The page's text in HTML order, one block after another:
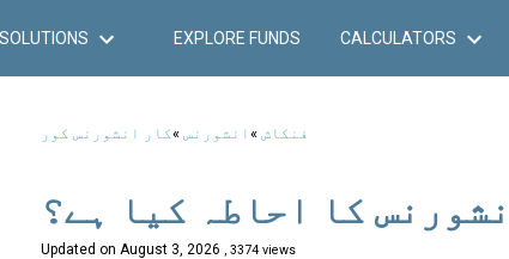
SOLUTIONS EXPLORE FUNDS CALCULATORS
فنکاش » انشورنس »کار انشورنس کور
کا احاطہ کیا ہے؟
Updated on August 3, 2026 , 3374 views